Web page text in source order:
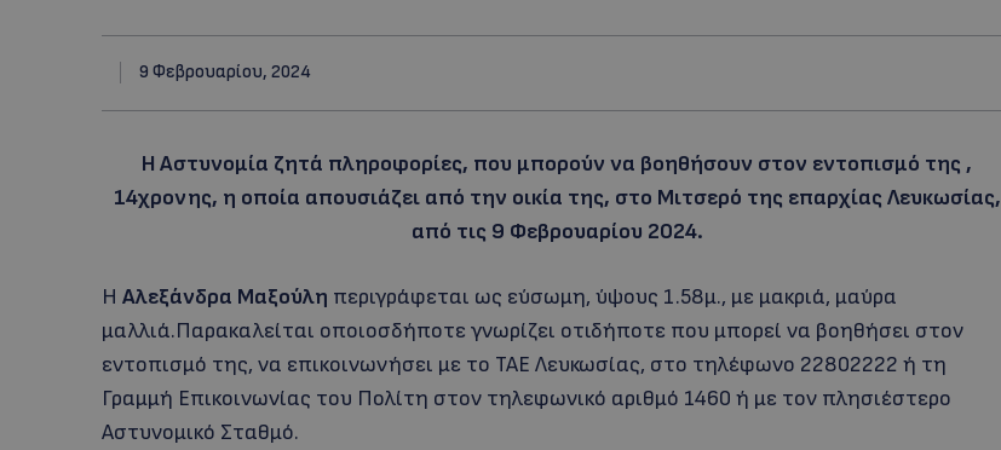
9 Φεβρουαρίου, 2024
Η Αστυνομία ζητά πληροφορίες, που μπορούν να βοηθήσουν στον εντοπισμό της ,
14χρονης, η οποία απουσιάζει από την οικία της, στο Μιτσερό της επαρχίας Λευκωσίας,
από τις 9 Φεβρουαρίου 2024.
Η Αλεξάνδρα Μαξούλη περιγράφεται ως εύσωμη, ύψους 1.58μ., με μακριά, μαύρα
μαλλιά.Παρακαλείται οποιοσδήποτε γνωρίζει οτιδήποτε που μπορεί να βοηθήσει στον
εντοπισμό της, να επικοινωνήσει με το ΤΑΕ Λευκωσίας, στο τηλέφωνο 22802222 ή τη
Γραμμή Επικοινωνίας του Πολίτη στον τηλεφωνικό αριθμό 1460 ή με τον πλησιέστερο
Αστυνομικό Σταθμό.